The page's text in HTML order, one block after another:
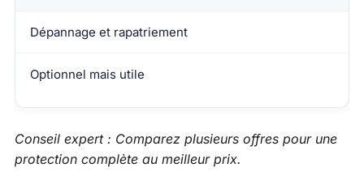
Dépannage et rapatriement
Optionnel mais utile
Conseil expert : Comparez plusieurs offres pour une
protection complète au meilleur prix.